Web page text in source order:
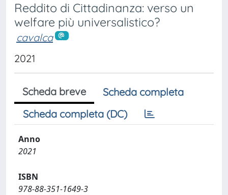
Reddito di Cittadinanza: verso un
welfare più universalistico?
cavalca
2021
Scheda breve
Scheda completa
Scheda completa (DC)
Anno
2021
ISBN
978-88-351-1649-3